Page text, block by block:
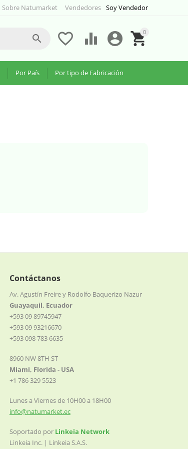
Soy Vendedor
Sobre Natumarket Vendedores
0


 

Por País Por tipo de Fabricación
Contáctanos
Av. Agustín Freire y Rodolfo Baquerizo Nazur
Guayaquil, Ecuador
+593 09 89745947
+593 09 93216670
+593 098 783 6635
8960 NW 8TH ST
Miami, Florida - USA
+1 786 329 5523
Lunes a Viernes de 10H00 a 18H00
info@natumarket.ec
Soportado por Linkeia Network
Linkeia Inc. | Linkeia S.A.S.